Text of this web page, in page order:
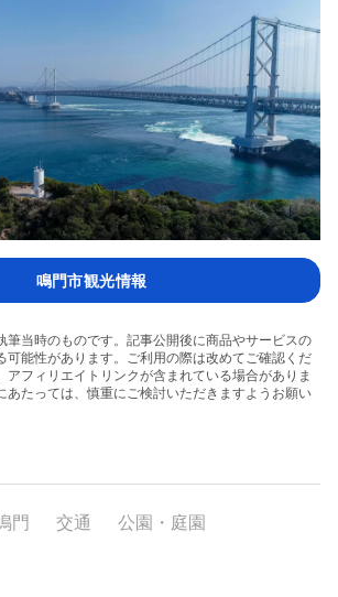
鳴門市観光情報
筆当時のものです。記事公開後に商品やサービスの
可能性があります。ご利用の際は改めてご確認くだ
アフィリエイトリンクが含まれている場合がありま
あたっては、慎重にご検討いただきますようお願い
門 交通 公園・庭園